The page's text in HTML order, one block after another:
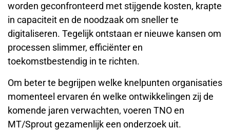
worden geconfronteerd met stijgende kosten, krapte
in capaciteit en de noodzaak om sneller te
digitaliseren. Tegelijk ontstaan er nieuwe kansen om
processen slimmer, efficiënter en
toekomstbestendig in te richten.
Om beter te begrijpen welke knelpunten organisaties
momenteel ervaren én welke ontwikkelingen zij de
komende jaren verwachten, voeren TNO en
MT/Sprout gezamenlijk een onderzoek uit.